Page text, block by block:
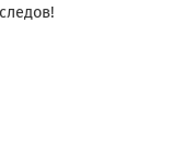
следов!